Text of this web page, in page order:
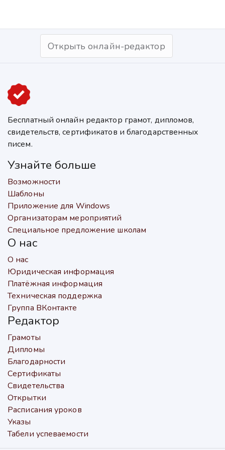
Открыть онлайн-редактор
Бесплатный онлайн редактор грамот, дипломов,
свидетельств, сертификатов и благодарственных
писем.
Узнайте больше
Возможности
Шаблоны
Приложение для Windows
Организаторам мероприятий
Специальное предложение школам
О нас
О нас
Юридическая информация
Платёжная информация
Техническая поддержка
Группа ВКонтакте
Редактор
Грамоты
Дипломы
Благодарности
Сертификаты
Свидетельства
Открытки
Расписания уроков
Указы
Табели успеваемости